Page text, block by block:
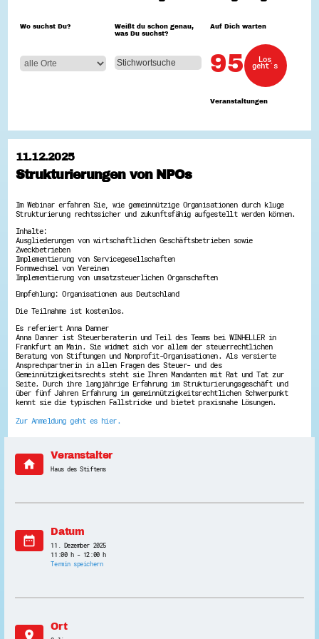
Zeig uns dein Ehrenamt
Wettbewerb | Trikotwettbewerb
Wettbewerb | 80 Jahre Hessen - Engagement
Ausgezeichnete Projekte
Engagement-Lotsen
Ehrentag
Freiwilligenmanagement
Kompetenznachweis Hessen
Zeugnisbeiblatt
Service-Learning
Mach dich schlau
GEMA-Pakt
Flüchtlingshilfe + Integration
Generationsübergreifend aktiv
Patenschaftsprojekte
Qualifizierung & Fortbildung
Stiftungen
Vereine, Spenden, Steuern - Gut zu Wissen
Wissenswertes rund um dein Ehrenamt
Wo suchst Du?
Weißt du schon genau,
was Du suchst?
Auf Dich warten
95
Veranstaltungen
Los
geht´s
11.12.2025
Strukturierungen von NPOs
Im Webinar erfahren Sie, wie gemeinnützige Organisationen durch kluge
Strukturierung rechtssicher und zukunftsfähig aufgestellt werden können.
Inhalte:
Ausgliederungen von wirtschaftlichen Geschäftsbetrieben sowie
Zweckbetrieben
Implementierung von Servicegesellschaften
Formwechsel von Vereinen
Implementierung von umsatzsteuerlichen Organschaften
Empfehlung: Organisationen aus Deutschland
Die Teilnahme ist kostenlos.
Es referiert Anna Danner
Anna Danner ist Steuerberaterin und Teil des Teams bei WINHELLER in
Frankfurt am Main. Sie widmet sich vor allem der steuerrechtlichen
Beratung von Stiftungen und Nonprofit-Organisationen. Als versierte
Ansprechpartnerin in allen Fragen des Steuer- und des
Gemeinnützigkeitsrechts steht sie Ihren Mandanten mit Rat und Tat zur
Seite. Durch ihre langjährige Erfahrung im Strukturierungsgeschäft und
über fünf Jahren Erfahrung im gemeinnützigkeitsrechtlichen Schwerpunkt
kennt sie die typischen Fallstricke und bietet praxisnahe Lösungen.
Zur Anmeldung geht es hier.
home
Veranstalter
Haus des Stiftens
date_range
Datum
11. Dezember 2025
11:00 h - 12:00 h
Termin speichern
location_on
Ort